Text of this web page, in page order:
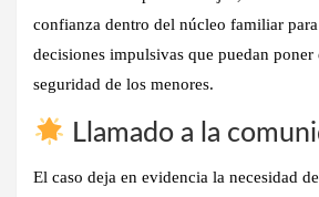
confianza dentro del núcleo familiar
decisiones impulsivas que puedan poner
seguridad de los menores.
Llamado a la
El caso deja en evidencia la necesidad